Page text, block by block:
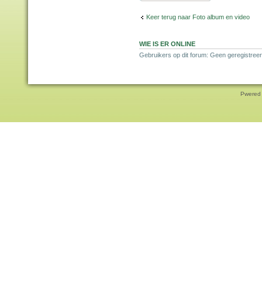
Keer terug naar Foto album en video
WIE IS ER ONLINE
Gebruikers op dit forum: Geen